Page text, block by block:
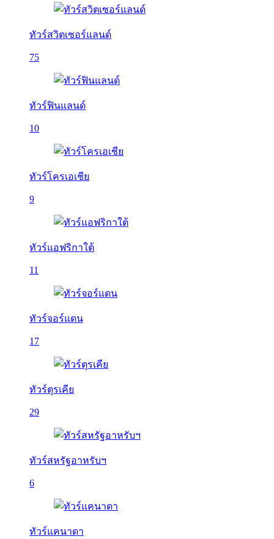
ทัวร์สวิตเซอร์แลนด์
75
ทัวร์ฟินแลนด์
10
ทัวร์โครเอเชีย
9
ทัวร์แอฟริกาใต้
11
ทัวร์จอร์แดน
17
ทัวร์ตุรเคีย
29
ทัวร์สหรัฐอาหรับฯ
6
ทัวร์แคนาดา